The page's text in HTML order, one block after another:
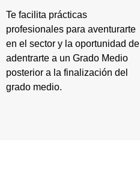
Te facilita prácticas
profesionales para aventurarte
en el sector y la oportunidad de
adentrarte a un Grado Medio
posterior a la finalización del
grado medio.